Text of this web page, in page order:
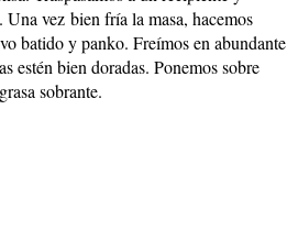
vez bien fría la masa, hacemos
batido y panko. Freímos en abundante
estén bien doradas. Ponemos sobre
sobrante.